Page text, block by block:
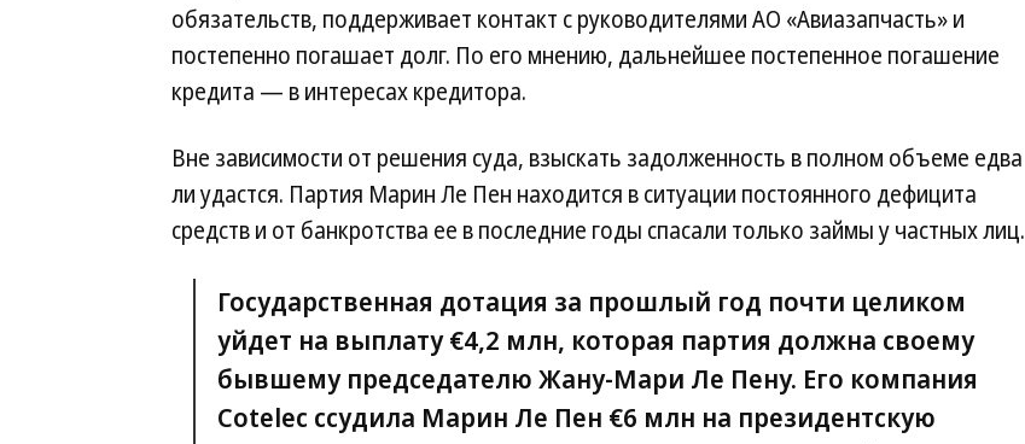
обязательств, поддерживает контакт с руководителями АО «Авиазапчасть» и
постепенно погашает долг. По его мнению, дальнейшее постепенное погашение
кредита — в интересах кредитора.
Вне зависимости от решения суда, взыскать задолженность в полном объеме едва
ли удастся. Партия Марин Ле Пен находится в ситуации постоянного дефицита
средств и от банкротства ее в последние годы спасали только займы у частных лиц.
Государственная дотация за прошлый год почти целиком
уйдет на выплату €4,2 млн, которая партия должна своему
бывшему председателю Жану-Мари Ле Пену. Его компания
Cotelec ссудила Марин Ле Пен €6 млн на президентскую